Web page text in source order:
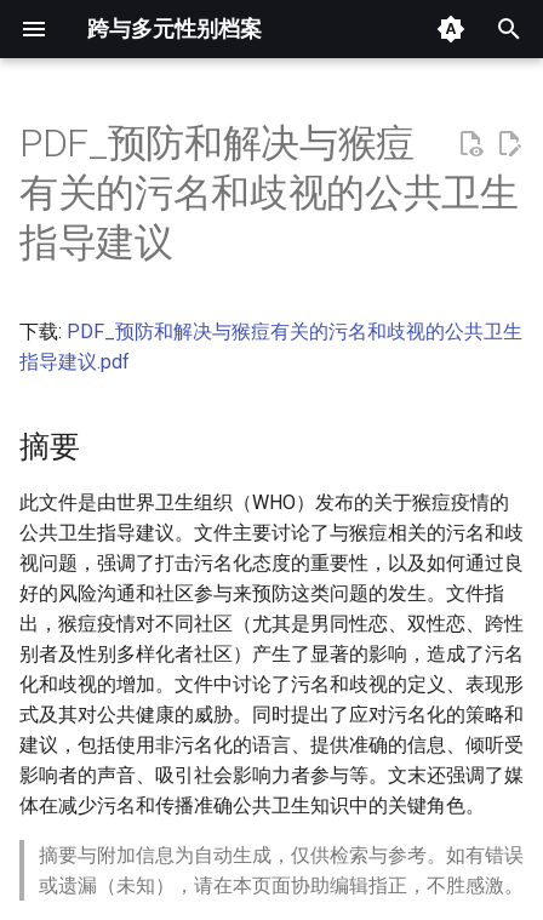
跨与多元性别档案
开
始
索
摘要
其他信息 [Processed Page
Metadata]
PDF_预防和解决与猴痘
有关的污名和歧视的公共卫生
指导建议
下载: PDF_预防和解决与猴痘有关的污名和歧视的公共卫生
指导建议.pdf
摘要
此文件是由世界卫生组织（WHO）发布的关于猴痘疫情的
公共卫生指导建议。文件主要讨论了与猴痘相关的污名和歧
视问题，强调了打击污名化态度的重要性，以及如何通过良
好的风险沟通和社区参与来预防这类问题的发生。文件指
出，猴痘疫情对不同社区（尤其是男同性恋、双性恋、跨性
别者及性别多样化者社区）产生了显著的影响，造成了污名
化和歧视的增加。文件中讨论了污名和歧视的定义、表现形
式及其对公共健康的威胁。同时提出了应对污名化的策略和
建议，包括使用非污名化的语言、提供准确的信息、倾听受
影响者的声音、吸引社会影响力者参与等。文末还强调了媒
体在减少污名和传播准确公共卫生知识中的关键角色。
摘要与附加信息为自动生成，仅供检索与参考。如有错误
或遗漏（未知），请在本页面协助编辑指正，不胜感激。